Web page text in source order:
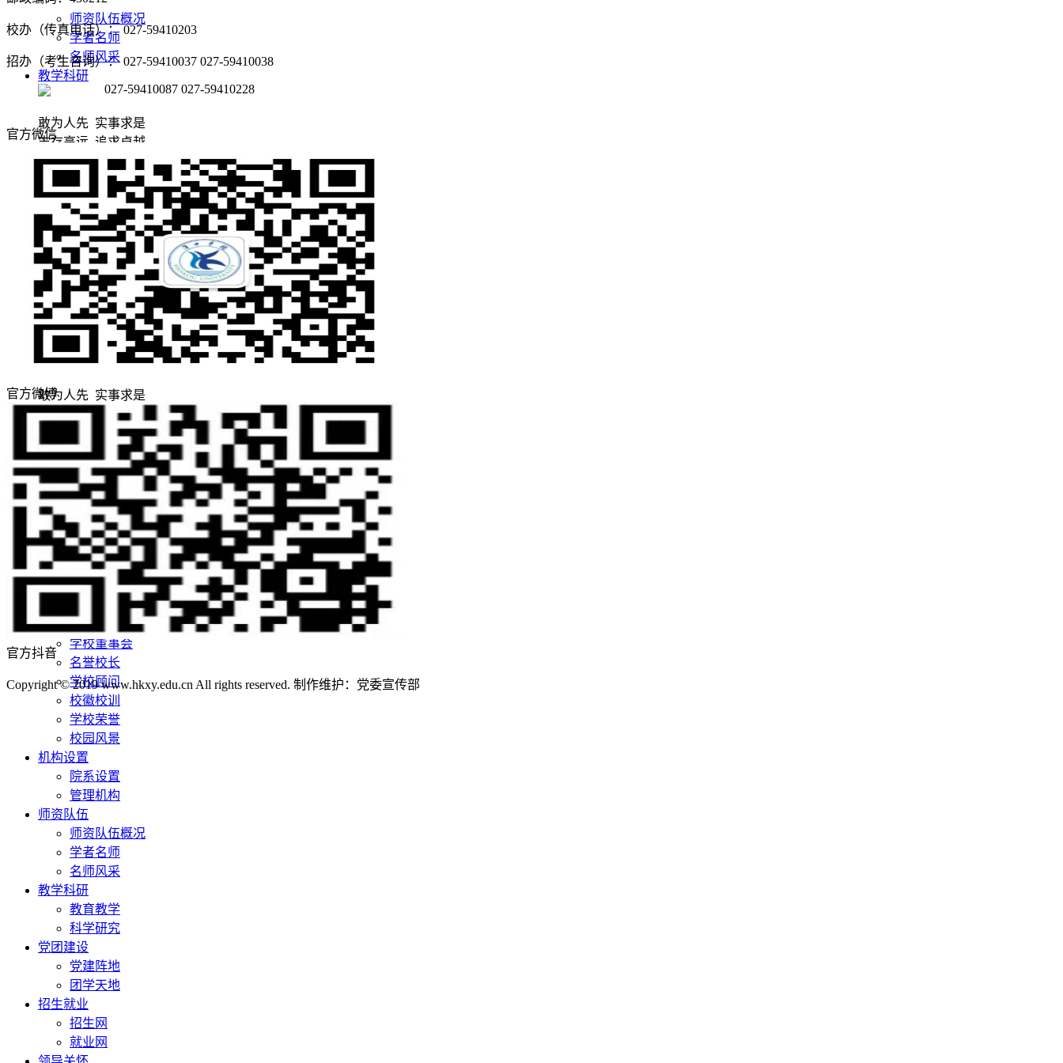
师资队伍概况
学者名师
名师风采
教学科研
敢为人先 实事求是
志存高远 追求卓越
教育教学
科学研究
党团建设
敢为人先 实事求是
志存高远 追求卓越
党建阵地
团学天地
敢为人先 实事求是
志存高远 追求卓越
招生网
就业网
领导关怀
评估工作
合作交流
学校概况
学校简介
学校董事长
现任领导
学校董事会
名誉校长
学校顾问
校徽校训
学校荣誉
校园风景
机构设置
院系设置
管理机构
师资队伍
师资队伍概况
学者名师
名师风采
教学科研
教育教学
科学研究
党团建设
党建阵地
团学天地
招生就业
招生网
就业网
校办（传真电话）： 027-59410203
招办（考生咨询）： 027-59410037 027-59410038
027-59410087 027-59410228
官方微信
官方微博
官方抖音
Copyright © 2019 www.hkxy.edu.cn All rights reserved. 制作维护：党委宣传部